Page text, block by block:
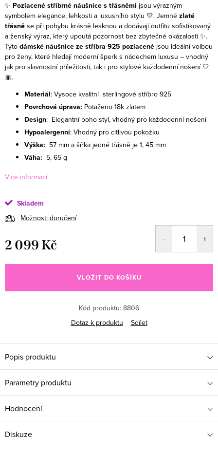
✨ Pozlacené stříbrné náušnice s třásněmi jsou výrazným
symbolem elegance, lehkosti a luxusního stylu 💛. Jemné zlaté
třásně se při pohybu krásně lesknou a dodávají outfitu sofistikovaný
a ženský výraz, který upoutá pozornost bez zbytečné okázalosti ✨.
Tyto dámské náušnice ze stříbra 925 pozlacené jsou ideální volbou
pro ženy, které hledají moderní šperk s nádechem luxusu – vhodný
jak pro slavnostní příležitosti, tak i pro stylové každodenní nošení 🤍
🎀.
Materiál: Vysoce kvalitní sterlingové stříbro 925
Povrchová úprava: Potaženo 18k zlatem
Design: Elegantní boho styl, vhodný pro každodenní nošení
Hypoalergenní: Vhodný pro citlivou pokožku
Výška: 57 mm a šířka jedné třásně je 1, 45 mm
Váha: 5, 65 g
Více informací
Skladem
Možnosti doručení
2 099 Kč
VLOŽIT DO KOŠÍKU
Kód produktu: 8806
Dotaz k produktu
Sdílet
Popis produktu
Parametry produktu
Hodnocení
Diskuze